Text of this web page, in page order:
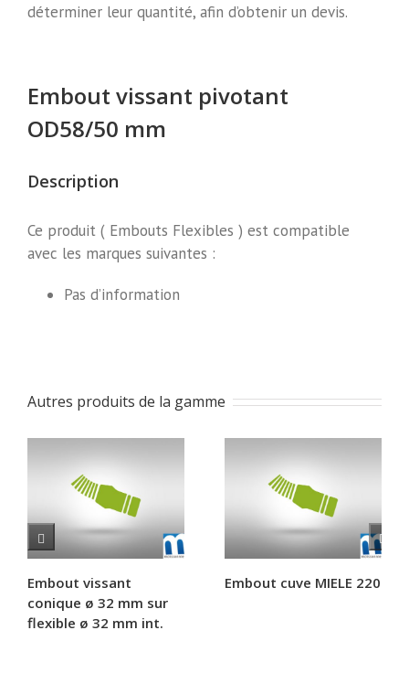
déterminer leur quantité, afin d’obtenir un devis.
Embout vissant pivotant
OD58/50 mm
Description
Ce produit ( Embouts Flexibles ) est compatible
avec les marques suivantes :
Pas d’information
Autres produits de la gamme
Embout vissant
conique ø 32 mm sur
flexible ø 32 mm int.
Embout cuve MIELE 220